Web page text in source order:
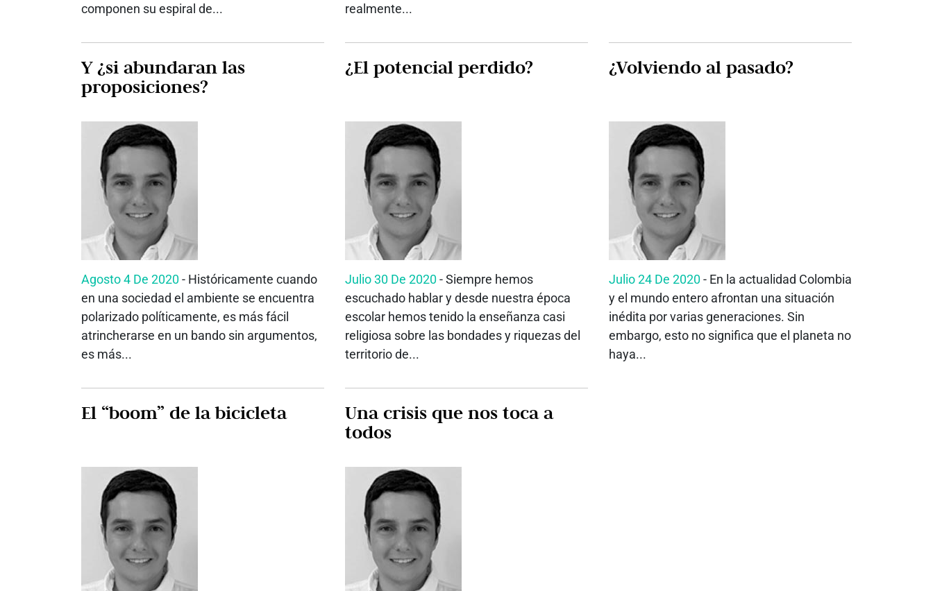
componen su espiral de...
realmente...
Y ¿si abundaran las
proposiciones?
Agosto 4 De 2020- Históricamente cuando
en una sociedad el ambiente se encuentra
polarizado políticamente, es más fácil
atrincherarse en un bando sin argumentos,
es más...
¿El potencial perdido?
Julio 30 De 2020- Siempre hemos
escuchado hablar y desde nuestra época
escolar hemos tenido la enseñanza casi
religiosa sobre las bondades y riquezas del
territorio de...
¿Volviendo al pasado?
Julio 24 De 2020- En la actualidad Colombia
y el mundo entero afrontan una situación
inédita por varias generaciones. Sin
embargo, esto no significa que el planeta no
haya...
El “boom” de la bicicleta
Una crisis que nos toca a
todos